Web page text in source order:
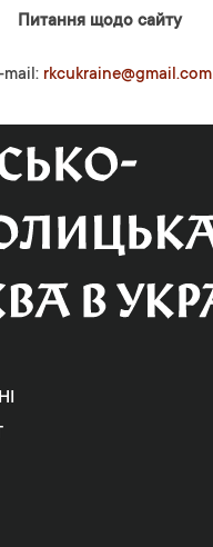
Питання щодо сайту
mail: rkcukraine@gmail.com